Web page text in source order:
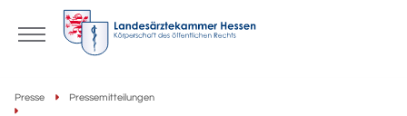
Presse Pressemitteilungen